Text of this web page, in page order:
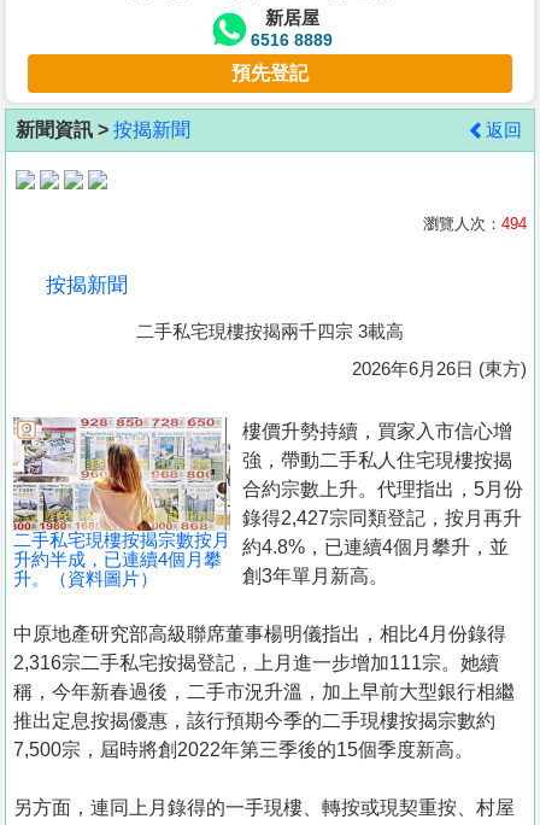
客
地
產
置
業
手
冊
於
我
們
新居屋
6516 8889
預先登記
新聞資訊 > 按揭新聞 返回
瀏覽人次： 494
按揭新聞
二手私宅現樓按揭兩千四宗 3載高
2026年6月26日 (東方)
二手私宅現樓按揭宗數按月
升約半成，已連續4個月攀
升。（資料圖片）
樓價升勢持續，買家入市信心增
強，帶動二手私人住宅現樓按揭
合約宗數上升。代理指出，5月份
錄得2,427宗同類登記，按月再升
約4.8%，已連續4個月攀升，並
創3年單月新高。
中原地產研究部高級聯席董事楊明儀指出，相比4月份錄得
2,316宗二手私宅按揭登記，上月進一步增加111宗。她續
稱，今年新春過後，二手市況升溫，加上早前大型銀行相繼
推出定息按揭優惠，該行預期今季的二手現樓按揭宗數約
7,500宗，屆時將創2022年第三季後的15個季度新高。
另方面，連同上月錄得的一手現樓、轉按或現契重按、村屋